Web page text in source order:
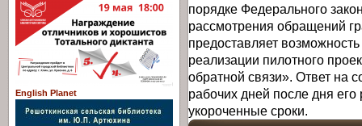
порядке Федерального
рассмотрения обращений
предоставляет
реализации пилотного
обратной связи». Ответ на
рабочих дней после дня
укороченные сроки.
English Planet